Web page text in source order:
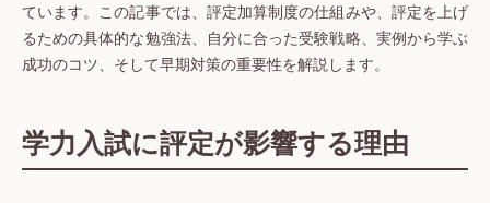
ています。この記事では、評定加算制度の仕組みや、評定を上げ
るための具体的な勉強法、自分に合った受験戦略、実例から学ぶ
成功のコツ、そして早期対策の重要性を解説します。
学力入試に評定が影響する理由